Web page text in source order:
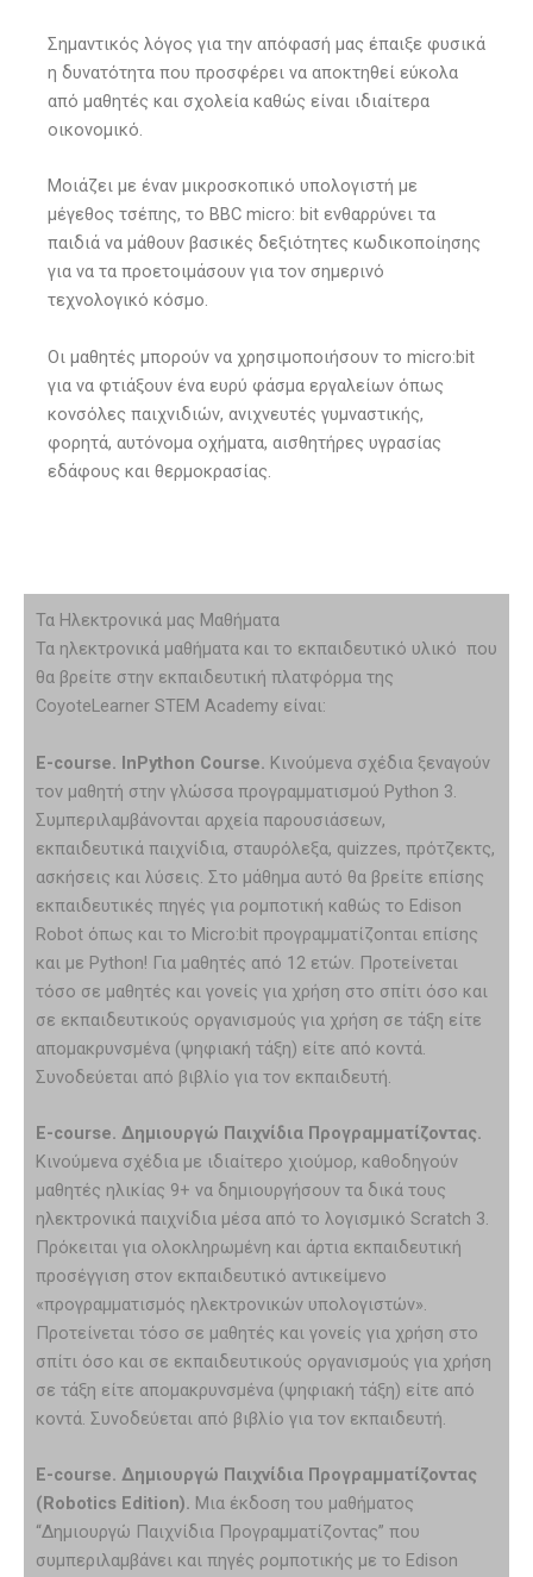
Σημαντικός λόγος για την απόφασή μας έπαιξε φυσικά
η δυνατότητα που προσφέρει να αποκτηθεί εύκολα
από μαθητές και σχολεία καθώς είναι ιδιαίτερα
οικονομικό.
Μοιάζει με έναν μικροσκοπικό υπολογιστή με
μέγεθος τσέπης, το BBC micro: bit ενθαρρύνει τα
παιδιά να μάθουν βασικές δεξιότητες κωδικοποίησης
για να τα προετοιμάσουν για τον σημερινό
τεχνολογικό κόσμο.
Οι μαθητές μπορούν να χρησιμοποιήσουν το micro:bit
για να φτιάξουν ένα ευρύ φάσμα εργαλείων όπως
κονσόλες παιχνιδιών, ανιχνευτές γυμναστικής,
φορητά, αυτόνομα οχήματα, αισθητήρες υγρασίας
εδάφους και θερμοκρασίας.
Τα Ηλεκτρονικά μας Μαθήματα
Τα ηλεκτρονικά μαθήματα και το εκπαιδευτικό υλικό που
θα βρείτε στην εκπαιδευτική πλατφόρμα της
CoyoteLearner STEM Academy είναι:
E-course. InPython Course. Κινούμενα σχέδια ξεναγούν
τον μαθητή στην γλώσσα προγραμματισμού Python 3.
Συμπεριλαμβάνονται αρχεία παρουσιάσεων,
εκπαιδευτικά παιχνίδια, σταυρόλεξα, quizzes, πρότζεκτς,
ασκήσεις και λύσεις. Στο μάθημα αυτό θα βρείτε επίσης
εκπαιδευτικές πηγές για ρομποτική καθώς το Edison
Robot όπως και το Micrο:bit προγραμματίζonται επίσης
και με Python! Για μαθητές από 12 ετών. Προτείνεται
τόσο σε μαθητές και γονείς για χρήση στο σπίτι όσο και
σε εκπαιδευτικούς οργανισμούς για χρήση σε τάξη είτε
απομακρυνσμένα (ψηφιακή τάξη) είτε από κοντά.
Συνοδεύεται από βιβλίο για τον εκπαιδευτή.
E-course. Δημιουργώ Παιχνίδια Προγραμματίζοντας.
Κινούμενα σχέδια με ιδιαίτερο χιούμορ, καθοδηγούν
μαθητές ηλικίας 9+ να δημιουργήσουν τα δικά τους
ηλεκτρονικά παιχνίδια μέσα από το λογισμικό Scratch 3.
Πρόκειται για ολοκληρωμένη και άρτια εκπαιδευτική
προσέγγιση στον εκπαιδευτικό αντικείμενο
«προγραμματισμός ηλεκτρονικών υπολογιστών».
Προτείνεται τόσο σε μαθητές και γονείς για χρήση στο
σπίτι όσο και σε εκπαιδευτικούς οργανισμούς για χρήση
σε τάξη είτε απομακρυνσμένα (ψηφιακή τάξη) είτε από
κοντά. Συνοδεύεται από βιβλίο για τον εκπαιδευτή.
E-course. Δημιουργώ Παιχνίδια Προγραμματίζοντας
(Robotics Edition). Μια έκδοση του μαθήματος
“Δημιουργώ Παιχνίδια Προγραμματίζοντας” που
συμπεριλαμβάνει και πηγές ρομποτικής με το Edison